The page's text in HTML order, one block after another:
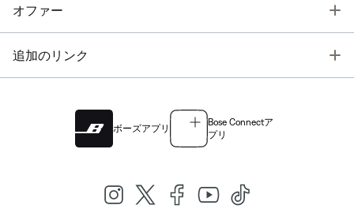
オファー
追加のリンク
ボーズアプリ
Bose Connectア
プリ